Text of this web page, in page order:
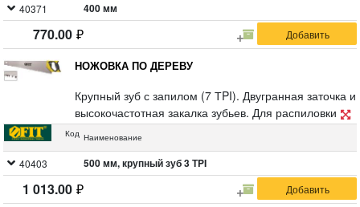
40371 400 мм
770.00
НОЖОВКА ПО ДЕРЕВУ
Крупный зуб с запилом (7 ТPI). Двугранная заточка и
высокочастотная закалка зубьев. Для распиловки
крупных досок и бревен. Материал:
пластиковая обрезиненная ручка.
Код Наименование
40403 500 мм, крупный зуб 3 ТPI
1 013.00